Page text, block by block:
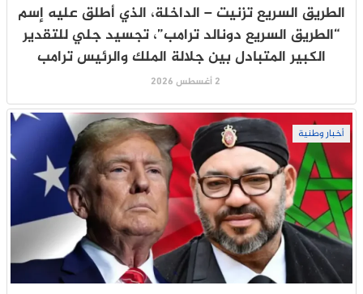
الطريق السريع تزنيت – الداخلة، الذي أطلق عليه إسم
“الطريق السريع دونالد ترامب”، تجسيد جلي للتقدير
الكبير المتبادل بين جلالة الملك والرئيس ترامب
2 أغسطس 2026
أخبار وطنية